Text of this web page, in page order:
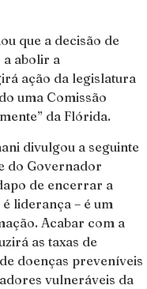
que a decisão de
abolir a
ação da legislatura
uma Comissão
da Flórida.
divulgou a seguinte
do Governador
de encerrar a
liderança – é um
Acabar com a
as taxas de
doenças preveníveis
vulneráveis ​​da